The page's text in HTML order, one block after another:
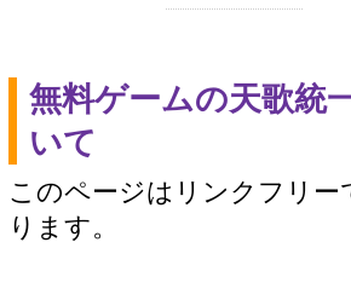
無料ゲームの天歌統
いて
このページはリンクフリー
ります。